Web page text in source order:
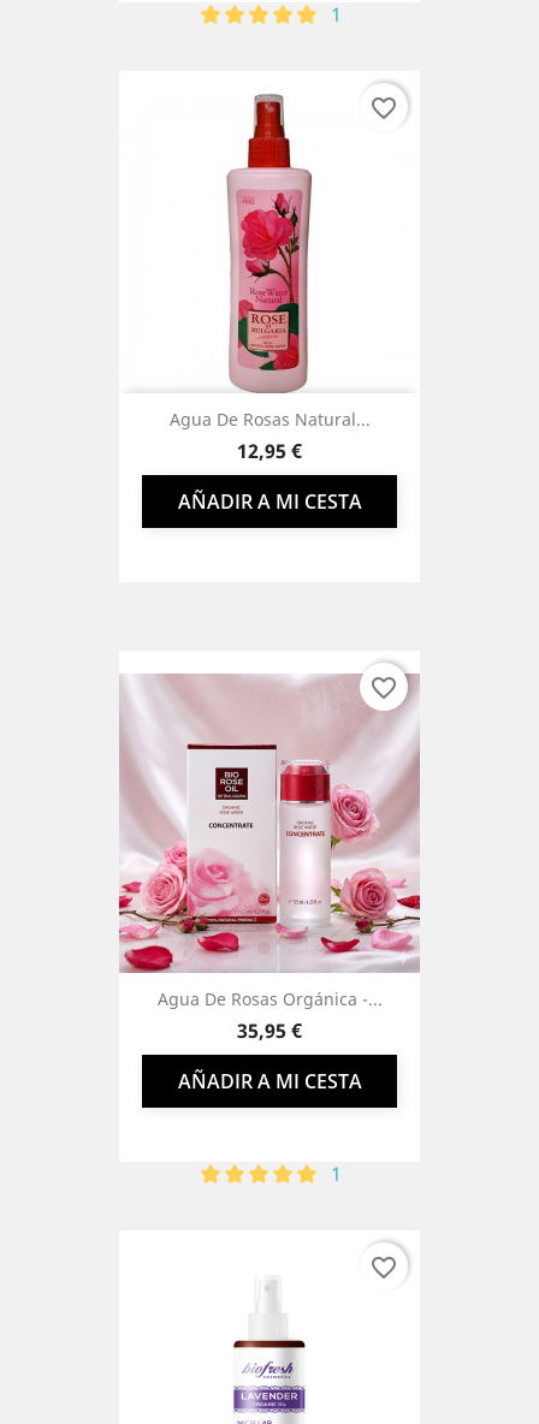
1
Agua De Rosas Natural...
Precio
12,95 €
AÑADIR A MI CESTA
favorite_border
Agua De Rosas Orgánica -...
Precio
35,95 €
AÑADIR A MI CESTA
1
favorite_border
favorite_border